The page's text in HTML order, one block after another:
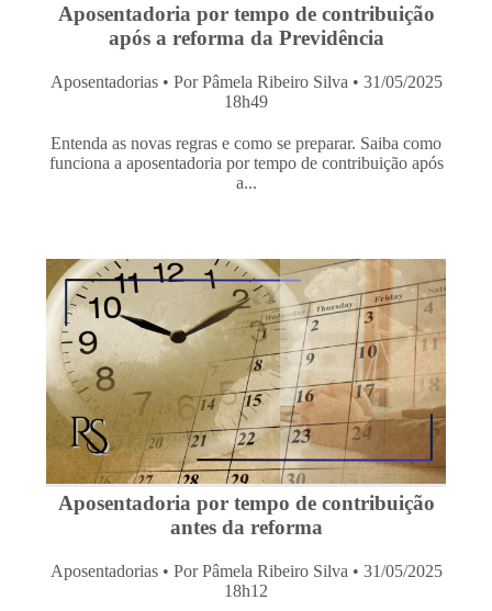
Aposentadoria por tempo de contribuição
após a reforma da Previdência
Aposentadorias • Por Pâmela Ribeiro Silva • 31/05/2025
18h49
Entenda as novas regras e como se preparar. Saiba como
funciona a aposentadoria por tempo de contribuição após
a...
Aposentadoria por tempo de contribuição
antes da reforma
Aposentadorias • Por Pâmela Ribeiro Silva • 31/05/2025
18h12